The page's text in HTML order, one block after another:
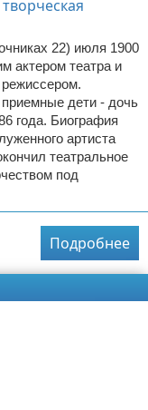
22) июля 1900
актером театра и
режиссером.
дети - дочь
года. Биография
артиста
театральное
под
Подробнее